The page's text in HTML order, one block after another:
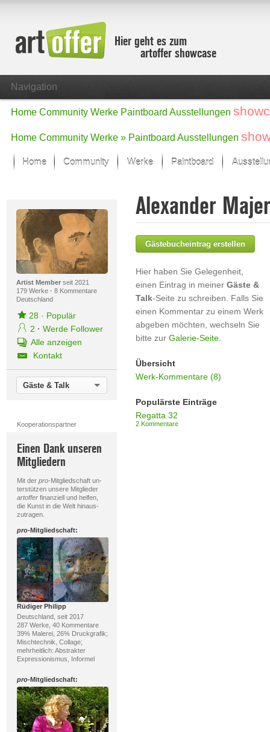
Hier geht es zum
artoffer showcase
Navigation
Home Community Werke Paintboard Ausstellungen
Home Community Werke » Paintboard Ausstellungen
Home Community Werke
Der letzte Monat im Fokus
Alle Fokus-Werke
Standard-Ansicht
Fokus-Werke
Alle neuen Werke
Paintboard
Artist Memberseit 2021
179 Werke · 8 Kommentare
Deutschland
28· Populär
2 · Werde Follower
Alle anzeigen
Kontakt
Gäste & Talk
Kooperationspartner
Einen Dank unseren
Mitgliedern
Mit der pro-Mitgliedschaft un-
terstützen unsere Mitglieder
artofferfinanziell und helfen,
die Kunst in die Welt hinaus-
zutragen.
pro-Mitgliedschaft:
Rüdiger Philipp
Deutschland, seit 2017
287 Werke, 40 Kommentare
39% Malerei, 26% Druckgrafik;
Mischtechnik, Collage;
mehrheitlich: Abstrakter
Expressionismus, Informel
pro-Mitgliedschaft:
Alexander
Gästebucheintrag erstellen
Hier haben Sie Gelegenheit,
einen Eintrag in meiner Gäste &
Talk-Seite zu schreiben. Falls Sie
einen Kommentar zu einem Werk
abgeben möchten, wechseln Sie
bitte zur Galerie-Seite.
Übersicht
Werk-Kommentare (8)
Populärste Einträge
Regatta 32
2 Kommentare